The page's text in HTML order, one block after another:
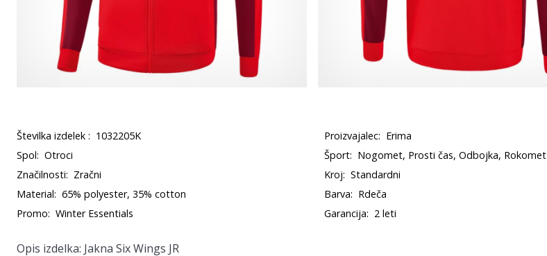
Številka izdelek : 1032205K Proizvajalec: Erima
Spol: Otroci Šport: Nogomet, Prosti čas, Odbojka, Rokomet
Značilnosti: Zračni Kroj: Standardni
Material: 65% polyester, 35% cotton Barva: Rdeča
Promo: Winter Essentials Garancija: 2 leti
Opis izdelka: Jakna Six Wings JR